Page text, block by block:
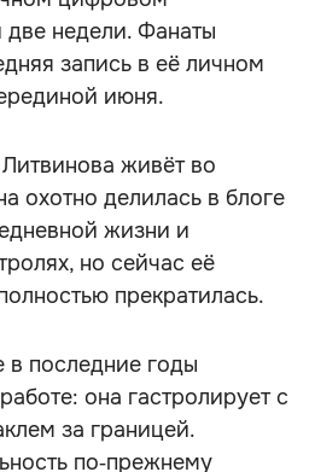
две недели. Фанаты
запись в её личном
июня.
живёт во
охотно делилась в блоге
жизни и
но сейчас её
прекратилась.
последние годы
она гастролирует с
за границей.
по‑прежнему